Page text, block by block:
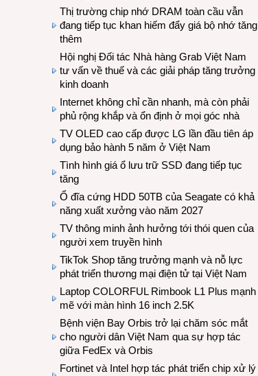
Thị trường chip nhớ DRAM toàn cầu vẫn
đang tiếp tục khan hiếm đẩy giá bộ nhớ tăng
thêm
Hội nghị Đối tác Nhà hàng Grab Việt Nam
tư vấn về thuế và các giải pháp tăng trưởng
kinh doanh
Internet không chỉ cần nhanh, mà còn phải
phủ rộng khắp và ổn định ở mọi góc nhà
TV OLED cao cấp được LG lần đầu tiên áp
dụng bảo hành 5 năm ở Việt Nam
Tình hình giá ổ lưu trữ SSD đang tiếp tục
tăng
Ổ đĩa cứng HDD 50TB của Seagate có khả
năng xuất xưởng vào năm 2027
TV thông minh ảnh hưởng tới thói quen của
người xem truyền hình
TikTok Shop tăng trưởng mạnh và nỗ lực
phát triển thương mại điện tử tại Việt Nam
Laptop COLORFUL Rimbook L1 Plus mạnh
mẽ với màn hình 16 inch 2.5K
Bệnh viện Bay Orbis trở lại chăm sóc mắt
cho người dân Việt Nam qua sự hợp tác
giữa FedEx và Orbis
Fortinet và Intel hợp tác phát triển chip xử lý